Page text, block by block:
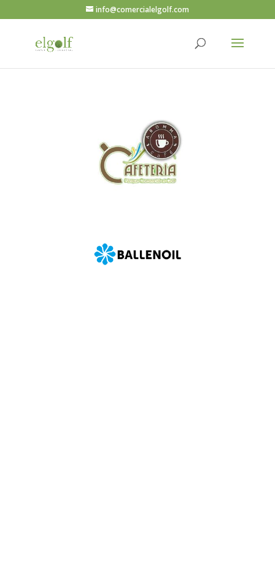
info@comercialelgolf.com